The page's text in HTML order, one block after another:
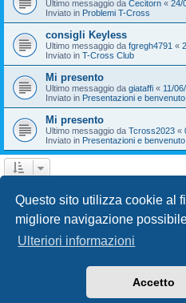
Questo sito utilizza cookie al
migliore navigazione
Ulteriori informazioni
Accetto
Ultimo messaggio da Cecitorn « 24/
Inviato in Problemi T-Cross
consigli Keyless
Ultimo messaggio da fgregh4791 «
Inviato in T-Cross Club
Mi presento
Ultimo messaggio da giataffi « 11/
Inviato in Presentazioni e
Mi presento
Ultimo messaggio da Tcross2023 «
Inviato in Presentazioni e
phpBB® Forum